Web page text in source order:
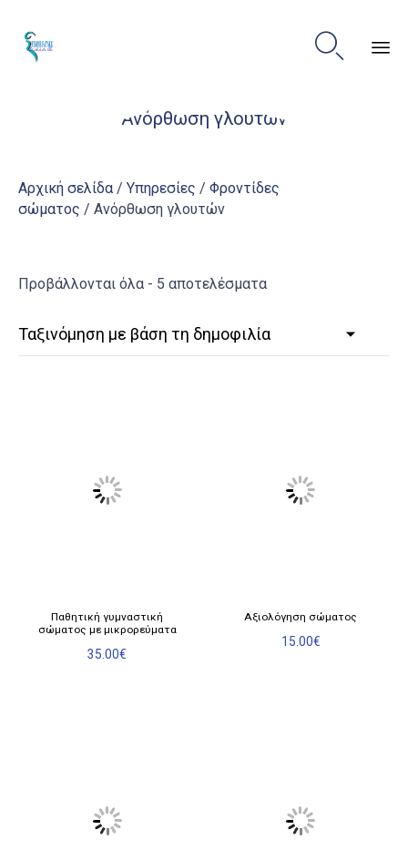

Ανόρθωση γλουτών
Αρχική σελίδα / Υπηρεσίες / Φροντίδες
σώματος / Ανόρθωση γλουτών
Προβάλλονται όλα - 5 αποτελέσματαSorted
popularity
Παθητική γυμναστική
σώματος με μικρορεύματα
35.00€
Αξιολόγηση σώματος
15.00€